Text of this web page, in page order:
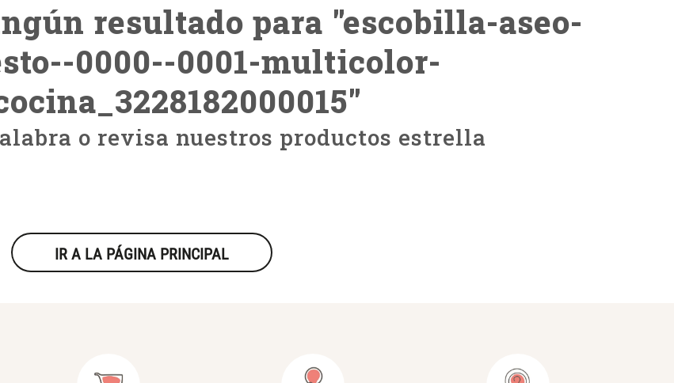
resultado para "escobilla-aseo-
0000--0001-multicolor-
"
o revisa nuestros productos estrella
IR A LA PÁGINA PRINCIPAL